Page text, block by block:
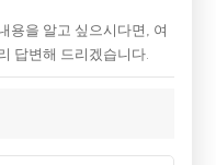
용을 알고 싶으시다면, 여
답변해 드리겠습니다.